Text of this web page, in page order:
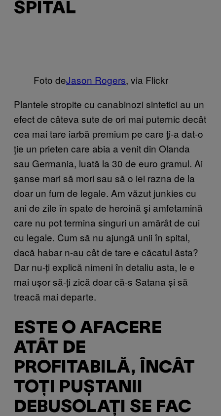
SPITAL
Foto deJason Rogers, via Flickr
Plantele stropite cu canabinozi sintetici au un
efect de câteva sute de ori mai puternic decât
cea mai tare iarbă premium pe care ţi-a dat-o
ţie un prieten care abia a venit din Olanda
sau Germania, luată la 30 de euro gramul. Ai
şanse mari să mori sau să o iei razna de la
doar un fum de legale. Am văzut junkies cu
ani de zile în spate de heroină şi amfetamină
care nu pot termina singuri un amărât de cui
cu legale. Cum să nu ajungă unii în spital,
dacă habar n-au cât de tare e căcatul ăsta?
Dar nu-ți explică nimeni în detaliu asta, le e
mai ușor să-ți zică doar că-s Satana și să
treacă mai departe.
ESTE O AFACERE
ATÂT DE
PROFITABILĂ, ÎNCÂT
TOȚI PUȘTANII
DEBUSOLAȚI SE FAC